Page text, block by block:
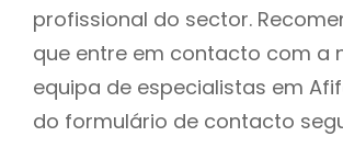
profissional do sector.
que entre em contacto com a
equipa de especialistas em
do formulário de contacto